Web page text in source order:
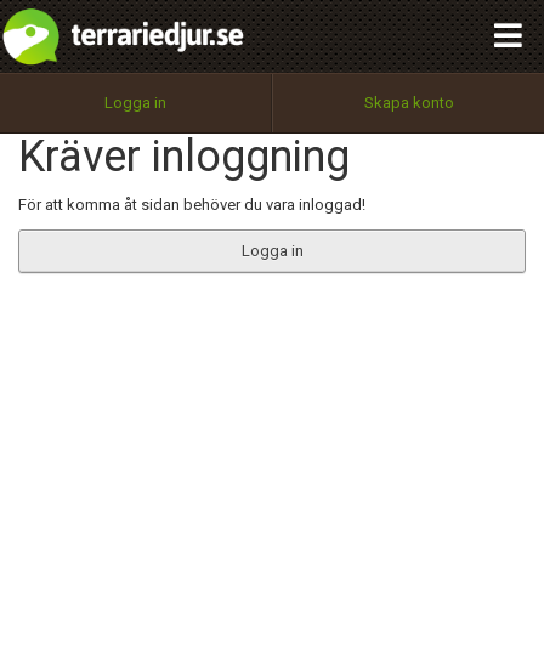
Logga in Skapa konto
Kräver inloggning
För att komma åt sidan behöver du vara inloggad!
Logga in
Utför
100%
OK
integritetspolicy
Namn:
Epost:
Begär nytt lösenord
Tillbaka till förstasidan